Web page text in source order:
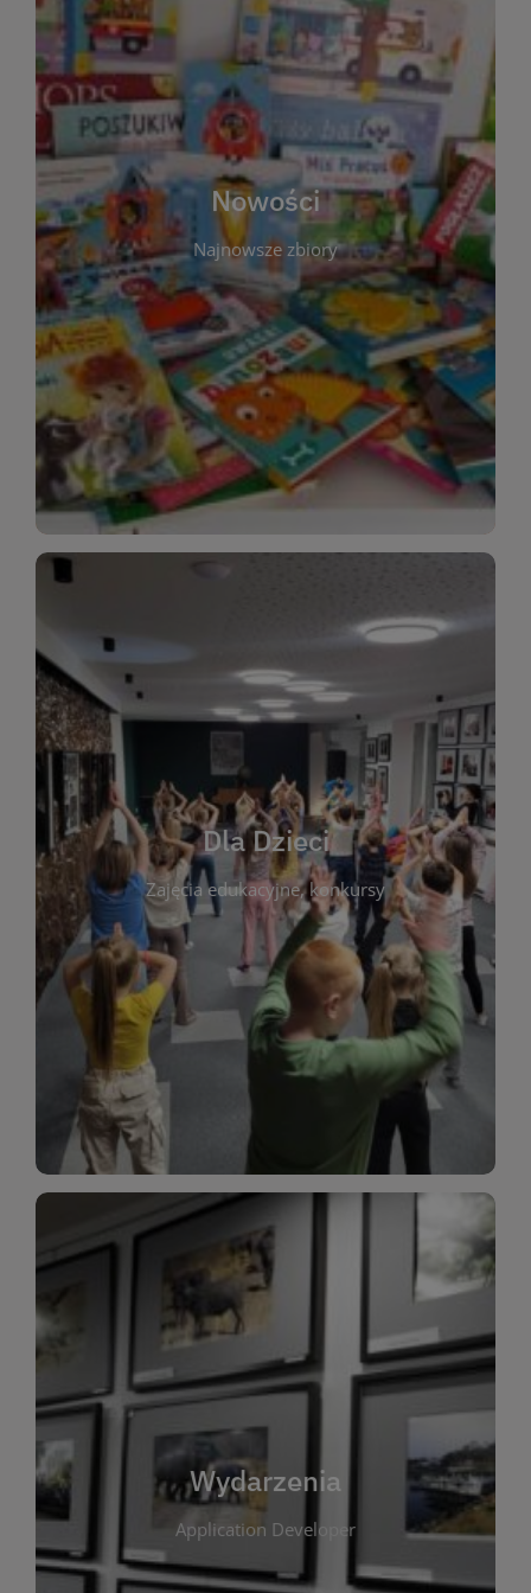
Nowości
Najnowsze zbiory
W tej sekcji prezentujemy najnowsze książki,
audiobooki oraz filmy, które właśnie trafiły do
zbiorów Miejskiej Biblioteki Publicznej w
Starachowicach. Regularnie aktualizujemy listę,
aby Czytelnicy mogli na bieżąco odkrywać świeże
tytuły i najciekawsze premiery wydawnicze. Każda
pozycja opatrzona jest krótkim opisem i
informacją o dostępności w katalogu. Zachęcamy
do częstych odwiedzin – nowości pojawiają się
niemal każdego tygodnia! Dzięki tej zakładce
zawsze będziesz wiedzieć, co warto przeczytać
jako pierwsze.
WIĘCEJ
Dla Dzieci
Zajęcia edukacyjne, konkursy
Dla Dzieci
To miejsce stworzone z myślą o najmłodszych
czytelnikach i ich rodzicach. Znajdziesz tu
informacje o zajęciach edukacyjnych, konkursach
plastycznych i spotkaniach z autorami książek dla
dzieci. Biblioteka oferuje bogaty wybór bajek,
opowiadań i lektur szkolnych, a także przyjazny
kącik do wspólnego czytania. Pragniemy
rozbudzać miłość do książek od najmłodszych lat.
Zapraszamy do wspólnej zabawy i odkrywania
świata literatury!
WIĘCEJ
Wydarzenia
Application Developer
Wydarzenia
W tej zakładce publikujemy informacje o
wszystkich wydarzeniach organizowanych przez
bibliotekę. Znajdziesz tu zapowiedzi spotkań
autorskich, warsztatów, prelekcji i zajęć
tematycznych dla różnych grup wiekowych. Każde
wydarzenie ma na celu promowanie kultury
czytelniczej oraz integrację społeczności lokalnej.
Dzięki kalendarzowi wydarzeń możesz łatwo